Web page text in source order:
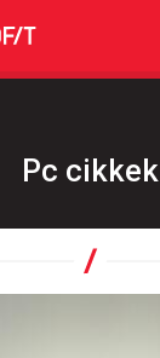
Pc cikkek